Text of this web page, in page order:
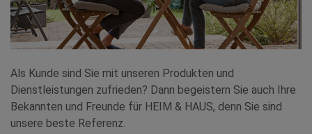
Als Kunde sind Sie mit unseren Produkten und
Dienstleistungen zufrieden? Dann begeistern Sie auch Ihre
Bekannten und Freunde für HEIM & HAUS, denn Sie sind
unsere beste Referenz.